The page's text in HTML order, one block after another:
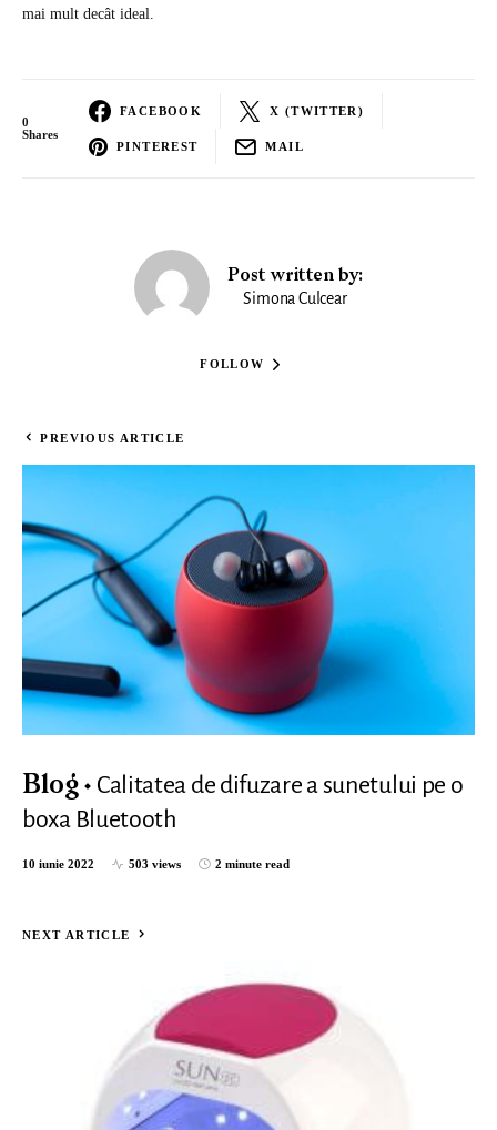
mai mult decât ideal.
0
Shares
FACEBOOK X (TWITTER)
PINTEREST MAIL
Post written by:
Simona Culcear
FOLLOW
PREVIOUS ARTICLE
Blog
Calitatea de difuzare a sunetului pe o
boxa Bluetooth
10 iunie 2022 503 views 2 minute read
NEXT ARTICLE